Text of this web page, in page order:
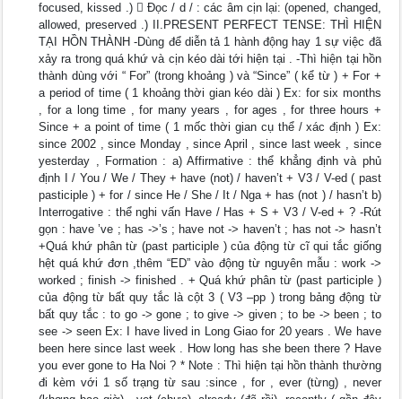
focused, kissed .)  Đọc / d / : các âm cịn lại: (opened, changed,
allowed, preserved .) II.PRESENT PERFECT TENSE: THÌ HIỆN
TẠI HỒN THÀNH -Dùng để diễn tả 1 hành động hay 1 sự việc đã
xảy ra trong quá khứ và cịn kéo dài tới hiện tại . -Thì hiện tại hồn
thành dùng với “ For” (trong khoảng ) và “Since” ( kể từ ) + For +
a period of time ( 1 khoảng thời gian kéo dài ) Ex: for six months
, for a long time , for many years , for ages , for three hours +
Since + a point of time ( 1 mốc thời gian cụ thể / xác định ) Ex:
since 2002 , since Monday , since April , since last week , since
yesterday , Formation : a) Affirmative : thể khẳng định và phủ
định I / You / We / They + have (not) / haven’t + V3 / V-ed ( past
pasticiple ) + for / since He / She / It / Nga + has (not ) / hasn’t b)
Interrogative : thể nghi vấn Have / Has + S + V3 / V-ed + ? -Rút
gọn : have ’ve ; has ->’s ; have not -> haven’t ; has not -> hasn’t
+Quá khứ phân từ (past participle ) của động từ cĩ qui tắc giống
hệt quá khứ đơn ,thêm “ED” vào động từ nguyên mẫu : work ->
worked ; finish -> finished . + Quá khứ phân từ (past participle )
của động từ bất quy tắc là cột 3 ( V3 –pp ) trong bảng động từ
bất quy tắc : to go -> gone ; to give -> given ; to be -> been ; to
see -> seen Ex: I have lived in Long Giao for 20 years . We have
been here since last week . How long has she been there ? Have
you ever gone to Ha Noi ? * Note : Thì hiện tại hồn thành thường
đi kèm với 1 số trạng từ sau :since , for , ever (từng) , never